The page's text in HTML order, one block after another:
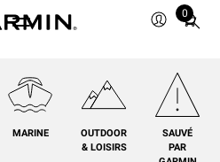
0
Total
cart:
0
MARINE
OUTDOOR
& LOISIRS
SAUVÉ
PAR